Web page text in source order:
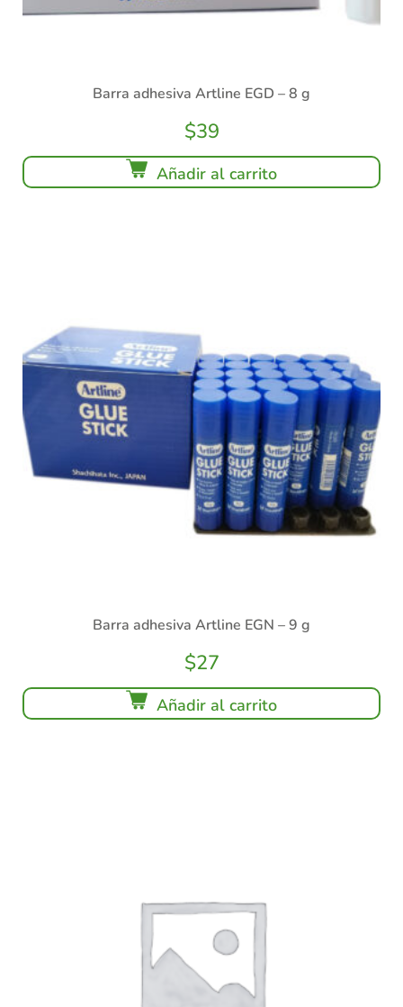
Barra adhesiva Artline EGD – 8 g
$39
Añadir al carrito
Barra adhesiva Artline EGN – 9 g
$27
Añadir al carrito